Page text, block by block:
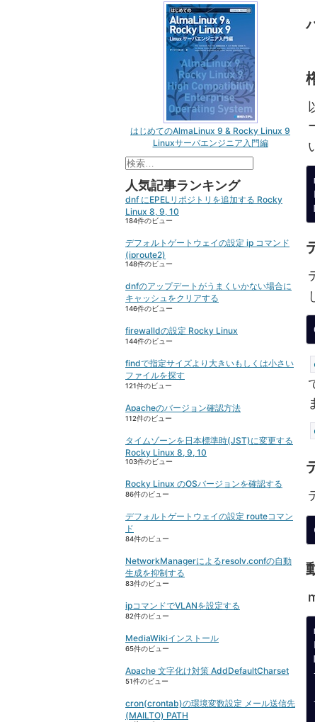
はじめてのAlmaLinux 9 & Rocky Linux 9
Linuxサーバエンジニア入門編
検
索:
人気記事ランキング
dnf にEPELリポジトリを追加する Rocky
Linux 8, 9, 10
184件のビュー
デフォルトゲートウェイの設定 ip コマンド
(iproute2)
148件のビュー
dnfのアップデートがうまくいかない場合に
キャッシュをクリアする
146件のビュー
firewalldの設定 Rocky Linux
144件のビュー
findで指定サイズより大きいもしくは小さい
ファイルを探す
121件のビュー
Apacheのバージョン確認方法
112件のビュー
タイムゾーンを日本標準時(JST)に変更する
Rocky Linux 8, 9, 10
103件のビュー
Rocky Linux のOSバージョンを確認する
86件のビュー
デフォルトゲートウェイの設定 routeコマン
ド
84件のビュー
NetworkManagerによるresolv.confの自動
生成を抑制する
83件のビュー
ipコマンドでVLANを設定する
82件のビュー
MediaWikiインストール
65件のビュー
Apache 文字化け対策 AddDefaultCharset
51件のビュー
cron(crontab)の環境変数設定 メール送信先
(MAILTO) PATH